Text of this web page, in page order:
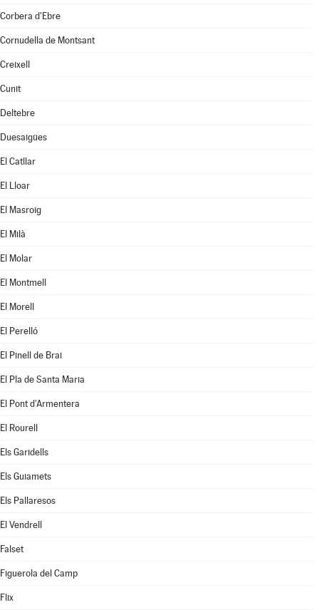
Corbera d'Ebre
Cornudella de Montsant
Creixell
Cunit
Deltebre
Duesaigües
El Catllar
El Lloar
El Masroig
El Milà
El Molar
El Montmell
El Morell
El Perelló
El Pinell de Brai
El Pla de Santa Maria
El Pont d'Armentera
El Rourell
Els Garidells
Els Guiamets
Els Pallaresos
El Vendrell
Falset
Figuerola del Camp
Flix